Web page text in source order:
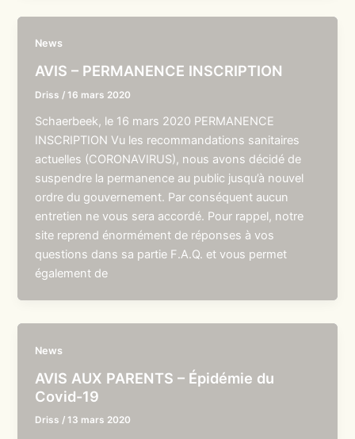
News
AVIS – PERMANENCE INSCRIPTION
Driss /16 mars 2020
Schaerbeek, le 16 mars 2020 PERMANENCE
INSCRIPTION Vu les recommandations sanitaires
actuelles (CORONAVIRUS), nous avons décidé de
suspendre la permanence au public jusqu’à nouvel
ordre du gouvernement. Par conséquent aucun
entretien ne vous sera accordé. Pour rappel, notre
site reprend énormément de réponses à vos
questions dans sa partie F.A.Q. et vous permet
également de
News
AVIS AUX PARENTS – Épidémie du
Covid-19
Driss /13 mars 2020